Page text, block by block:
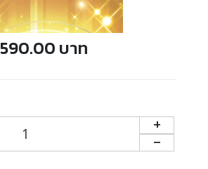
590.00 บาท
+
-